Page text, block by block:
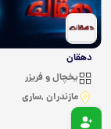
دهقان
یخچال و فریزر
مازندران ,ساری